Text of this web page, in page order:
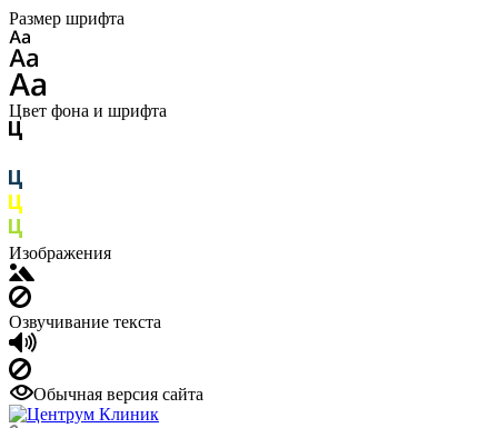
Размер шрифта
Цвет фона и шрифта
Изображения
Озвучивание текста
Обычная версия сайта